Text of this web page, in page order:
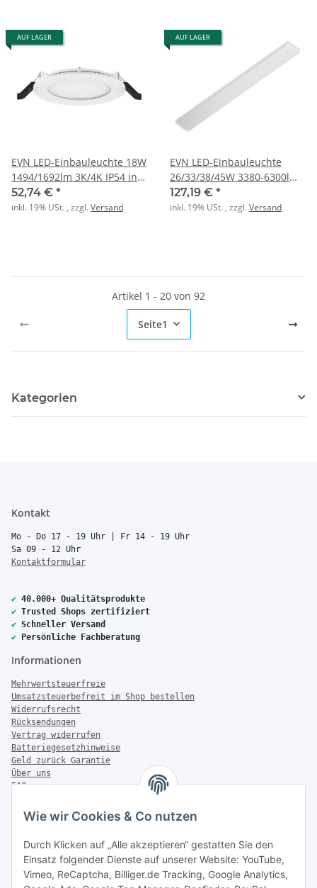
Wie wir Cookies & Co nutzen
Durch Klicken auf „Alle akzeptieren“ gestatten Sie den
Einsatz folgender Dienste auf unserer Website: YouTube,
Vimeo, ReCaptcha, Billiger.de Tracking, Google Analytics,
AUF LAGER
EVN LED-Einbauleuchte 18W
1494/1692lm 3K/4K IP54 inkl
NG rd ws
52,74 € *
inkl. 19% USt. , zzgl.Versand
AUF LAGER
EVN LED-Einbauleuchte
26/33/38/45W 3380-6300lm
3/4K 1500mm ws
127,19 € *
inkl. 19% USt. , zzgl.Versand
Artikel 1 - 20 von 92
Seite1
Kategorien
Kontakt
Mo - Do 17 - 19 Uhr | Fr 14 - 19 Uhr
Sa 09 - 12 Uhr
Kontaktformular
✔ 40.000+ Qualitätsprodukte
✔ Trusted Shops zertifiziert
✔ Schneller Versand
✔ Persönliche Fachberatung
Informationen
Mehrwertsteuerfreie
Umsatzsteuerbefreit im Shop bestellen
Widerrufsrecht
Rücksendungen
Vertrag widerrufen
Batteriegesetzhinweise
Geld zurück Garantie
Über uns
FAQ
Zahlung & Versand